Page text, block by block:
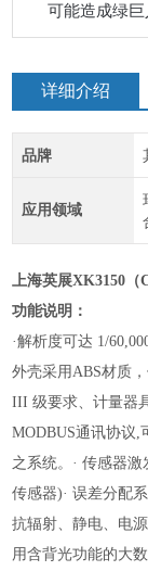
可能造成绿
详细介绍
品牌
应用领域
上海英展XK3150 （
功能说明：
·解析度可达 1/
外壳采用ABS材质
III 级要求、计
MODBUS通讯协议,
之系统。 · 传感器激
传感器)· 误差分配
抗辐射、静电
用含背光功能的大数